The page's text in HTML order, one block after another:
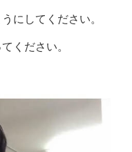
にしてください。
ください。